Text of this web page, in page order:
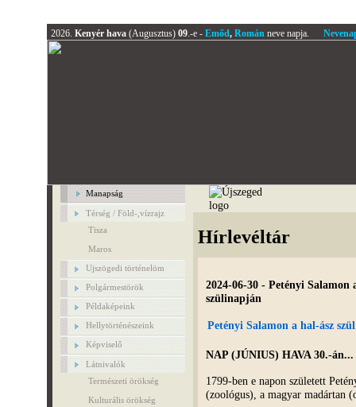
2026. Kenyér hava (Augusztus) 09.-e - Emőd, Románneve napja.
Manapság
Térség / Föld-,vízrajz
Tisza
Maros
Ujszögedi történelöm
Polgármestörök
Példaképeink
Hellytörténészeink
Képviselő
Látnivalók
Természeti örökség
Kulturális örökség
Hírlevéltár
2024-06-30 - Petényi
szülinapján
Petényi Salamon a hal-ász
NAP (JÚNIUS) HAVA 30.-án...
1799-ben e napon született
(zoológus), a magyar madártan